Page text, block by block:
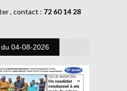
, contact : 72 60 14 28
04-08-2026